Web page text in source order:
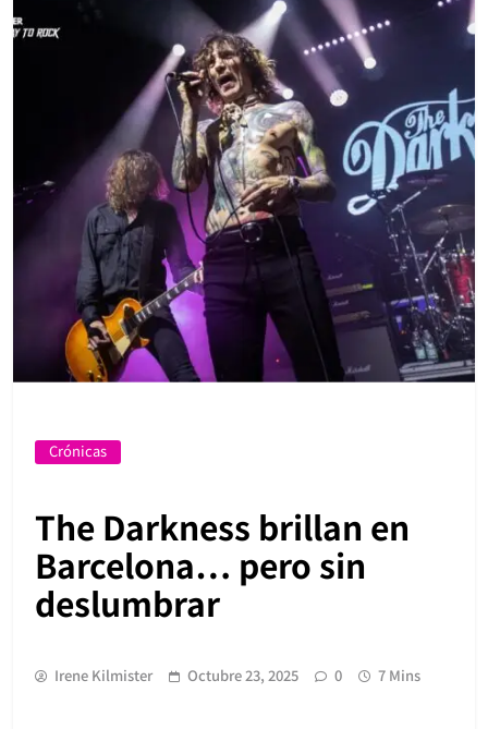
Crónicas
The Darkness brillan en
Barcelona… pero sin
deslumbrar
Irene Kilmister Octubre 23, 2025 0 7 Mins